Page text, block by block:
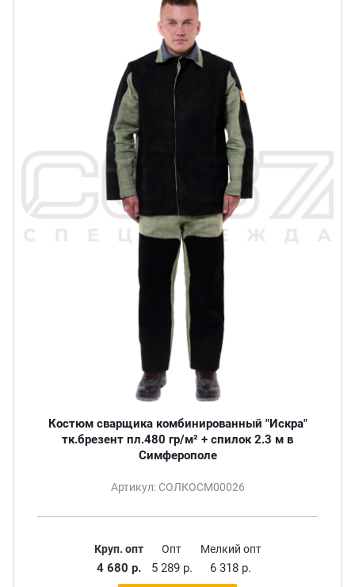
Костюм сварщика комбинированный "Искра"
тк.брезент пл.480 гр/м² + спилок 2.3 м в
Симферополе
Артикул: СОЛКОСМ00026
Круп. опт
4 680 р.
Опт
5 289 р.
Мелкий опт
6 318 р.